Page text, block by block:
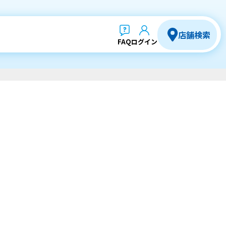
FAQログイン
店舗検索